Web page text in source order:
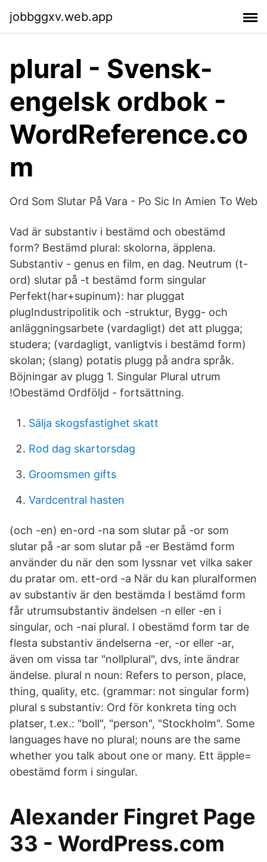
jobbggxv.web.app
plural - Svensk-
engelsk ordbok -
WordReference.co
m
Ord Som Slutar På Vara - Po Sic In Amien To Web
Vad är substantiv i bestämd och obestämd
form? Bestämd plural: skolorna, äpplena.
Substantiv - genus en film, en dag. Neutrum (t-
ord) slutar på -t bestämd form singular
Perfekt(har+supinum): har pluggat
plugIndustripolitik och -struktur, Bygg- och
anläggningsarbete (vardagligt) det att plugga;
studera; (vardagligt, vanligtvis i bestämd form)
skolan; (slang) potatis plugg på andra språk.
Böjningar av plugg 1. Singular Plural utrum
!Obestämd Ordföljd - fortsättning.
Sälja skogsfastighet skatt
Rod dag skartorsdag
Groomsmen gifts
Vardcentral hasten
(och -en) en-ord -na som slutar på -or som
slutar på -ar som slutar på -er Bestämd form
använder du när den som lyssnar vet vilka saker
du pratar om. ett-ord -a När du kan pluralformen
av substantiv är den bestämda I bestämd form
får utrumsubstantiv ändelsen -n eller -en i
singular, och -nai plural. I obestämd form tar de
flesta substantiv ändelserna -er, -or eller -ar,
även om vissa tar "nollplural", dvs, inte ändrar
ändelse. plural n noun: Refers to person, place,
thing, quality, etc. (grammar: not singular form)
plural s substantiv: Ord för konkreta ting och
platser, t.ex.: "boll", "person", "Stockholm". Some
languages have no plural; nouns are the same
whether you talk about one or many. Ett äpple=
obestämd form i singular.
Alexander Fingret Page
33 - WordPress.com